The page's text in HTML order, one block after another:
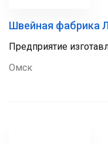
Швейная фабрика
Предприятие
Омск